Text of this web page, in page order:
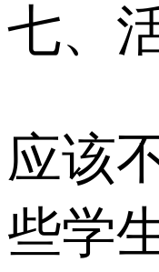
七、
应该
些学